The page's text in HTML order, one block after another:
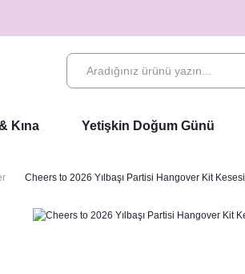
Kına Yetişkin Doğum Günü
Cheers to 2026 Yılbaşı Partisi Hangover Kit Kesesi